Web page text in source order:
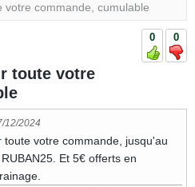
votre commande, cumulable
0 0
toute votre
12/2024
toute votre commande, jusqu'au
Et 5€ offerts en